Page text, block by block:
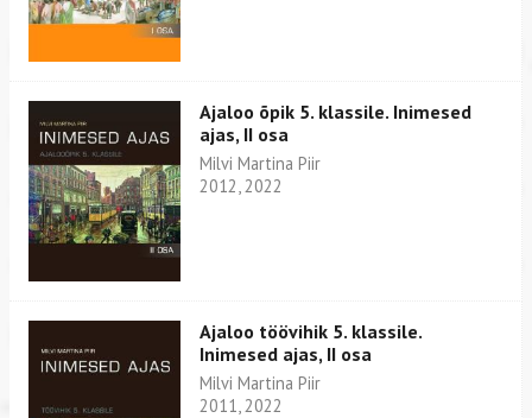
Ajaloo õpik 5. klassile. Inimesed
ajas, II osa
Milvi Martina Piir
2012, 2022
Ajaloo töövihik 5. klassile.
Inimesed ajas, II osa
Milvi Martina Piir
2011, 2022